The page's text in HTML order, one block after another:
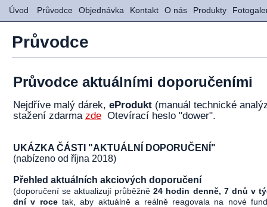
Úvod Průvodce Objednávka Kontakt O nás Produkty
Průvodce
Průvodce aktuálními doporučeními
Nejdříve malý dárek, eProdukt (manuál technické
stažení zdarma zde Otevírací heslo "dower".
UKÁZKA ČÁSTI "AKTUÁLNÍ DOPORUČENÍ"
(nabízeno od října 2018)
Přehled aktuálních akciových doporučení
(doporučení se aktualizují průběžně24 hodin denně, 7 dnů v
dní v rocetak, aby aktuálně a reálně reagovala na nové